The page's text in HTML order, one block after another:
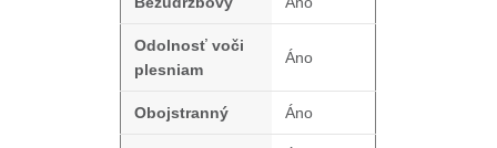
Odolnosť voči
plesniam
Áno
Obojstranný Áno